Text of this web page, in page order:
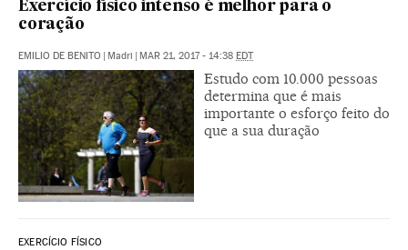
Exercício físico intenso é melhor para o
coração
EMILIO DE BENITO Madri MAR 21, 2017 - 14:38 EDT
Estudo com 10.000 pessoas
determina que é mais
importante o esforço feito do
que a sua duração
EXERCÍCIO FÍSICO